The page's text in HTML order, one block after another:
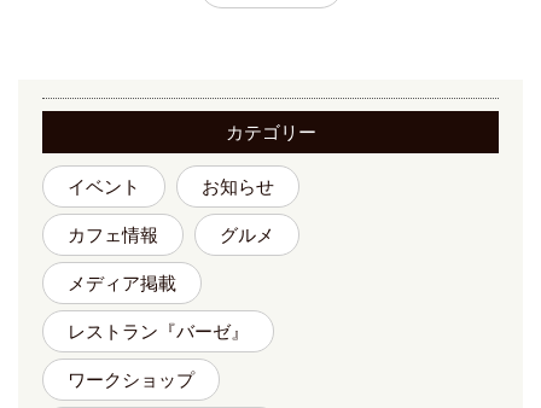
カテゴリー
イベント お知らせ
カフェ情報 グルメ
メディア掲載
レストラン『バーゼ』
ワークショップ